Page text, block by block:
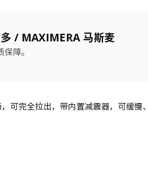
/ MAXIMERA 马斯麦
障。
可完全拉出，带内置减震器，可缓慢